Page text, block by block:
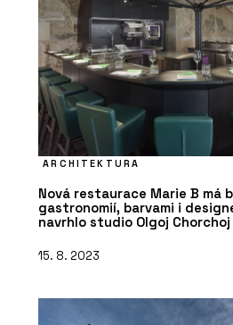
ARCHITEKTURA
Nová restaurace Marie B má
gastronomií, barvami i
navrhlo studio Olgoj Chorchoj
15. 8. 2023